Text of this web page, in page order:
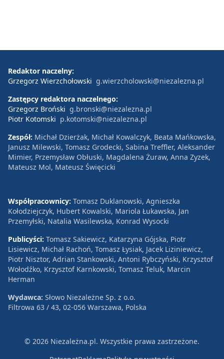
Redaktor naczelny:
Grzegorz Wierzchołowski g.wierzcholowski@niezalezna.pl
Zastępcy redaktora naczelnego:
Grzegorz Broński g.bronski@niezalezna.pl
Piotr Kotomski p.kotomski@niezalezna.pl
Zespół: Michał Dzierżak, Michał Kowalczyk, Beata Mańkowska,
Janusz Milewski, Tomasz Grodecki, Sabina Treffler, Aleksander
Mimier, Przemysław Obłuski, Magdalena Żuraw, Anna Zyzek,
Mateusz Mol, Mateusz Święcicki
Współpracownicy: Tomasz Duklanowski, Agnieszka
Kołodziejczyk, Hubert Kowalski, Mariola Łukawska, Jan
Przemyłski, Natalia Wasilewska, Konrad Wysocki
Publicyści: Tomasz Sakiewicz, Katarzyna Gójska, Piotr
Lisiewicz, Michał Rachoń, Tomasz Łysiak, Jacek Liziniewicz,
Piotr Nisztor, Adrian Stankowski, Antoni Rybczyński, Krzysztof
Wołodźko, Krzysztof Karnkowski, Tomasz Teluk, Marcin
Herman
Wydawca: Słowo Niezależne Sp. z o.o.
Filtrowa 63 / 43, 02-056 Warszawa, Polska
© 2026 Niezależna.pl. Wszystkie prawa zastrzeżone.